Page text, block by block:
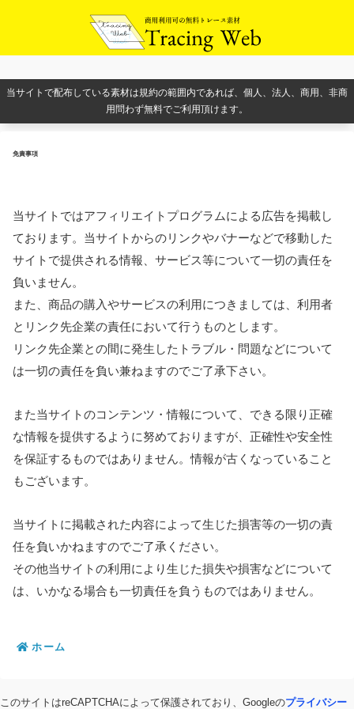
当サイトで配布している素材は規約の範囲内であれば、個人、法人、商用、非商
用問わず無料でご利用頂けます。
免責事項
当サイトではアフィリエイトプログラムによる広告を掲載し
ております。当サイトからのリンクやバナーなどで移動した
サイトで提供される情報、サービス等について一切の責任を
負いません。
また、商品の購入やサービスの利用につきましては、利用者
とリンク先企業の責任において行うものとします。
リンク先企業との間に発生したトラブル・問題などについて
は一切の責任を負い兼ねますのでご了承下さい。
また当サイトのコンテンツ・情報について、できる限り正確
な情報を提供するように努めておりますが、正確性や安全性
を保証するものではありません。情報が古くなっていること
もございます。
当サイトに掲載された内容によって生じた損害等の一切の責
任を負いかねますのでご了承ください。
その他当サイトの利用により生じた損失や損害などについて
は、いかなる場合も一切責任を負うものではありません。
ホーム
このサイトはreCAPTCHAによって保護されており、Googleのプライバシー